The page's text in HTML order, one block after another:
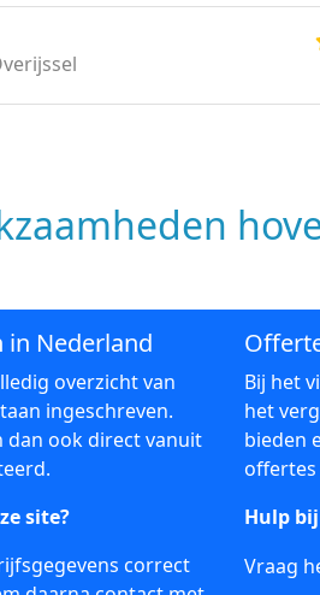
in Nederland
overzicht van
ingeschreven.
dan ook direct vanuit
site?
correct
Bij het
het
bieden
offertes
Hulp
Vraag